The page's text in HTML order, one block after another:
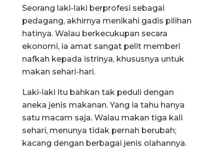
Seorang laki-laki berprofesi sebagai
pedagang, akhirnya menikahi gadis pilihan
hatinya. Walau berkecukupan secara
ekonomi, ia amat sangat pelit memberi
nafkah kepada istrinya, khususnya untuk
makan sehari-hari.
Laki-laki itu bahkan tak peduli dengan
aneka jenis makanan. Yang ia tahu hanya
satu macam saja. Walau makan tiga kali
sehari, menunya tidak pernah berubah;
kacang dengan berbagai jenis olahannya.